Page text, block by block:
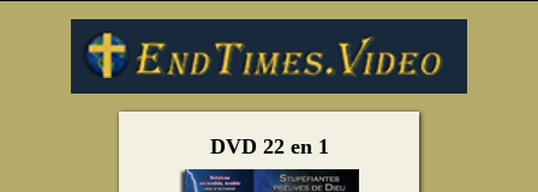
DVD 22 en 1